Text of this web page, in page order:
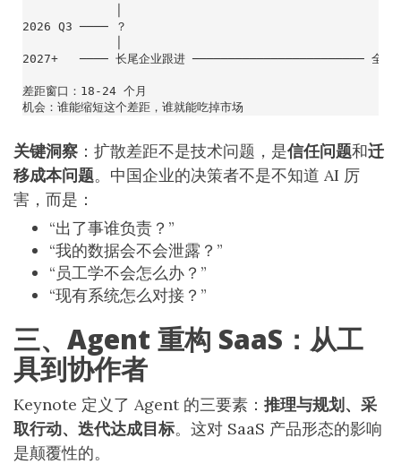
关键洞察 ：扩散差距不是技术问题，是信任问题和迁
移成本问题。中国企业的决策者不是不知道 AI 厉
害，而是：
“出了事谁负责？”
“我的数据会不会泄露？”
“员工学不会怎么办？”
“现有系统怎么对接？”
三、Agent 重构 SaaS：从工
具到协作者
Keynote 定义了 Agent 的三要素： 推理与规划、采
取行动、迭代达成目标。这对 SaaS 产品形态的影响
是颠覆性的。